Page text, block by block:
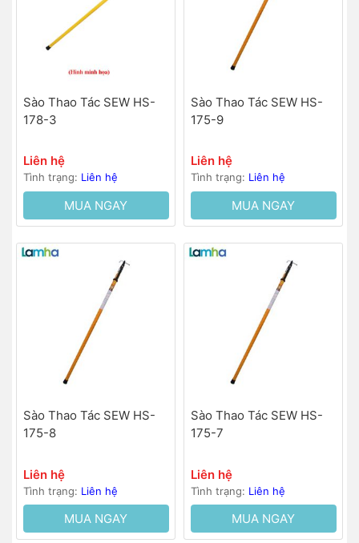
Sào Thao Tác SEW HS-
178-3
Liên hệ
Tình trạng: Liên hệ
MUA NGAY
Sào Thao Tác SEW HS-
175-9
Liên hệ
Tình trạng: Liên hệ
MUA NGAY
Sào Thao Tác SEW HS-
175-8
Liên hệ
Tình trạng: Liên hệ
MUA NGAY
Sào Thao Tác SEW HS-
175-7
Liên hệ
Tình trạng: Liên hệ
MUA NGAY